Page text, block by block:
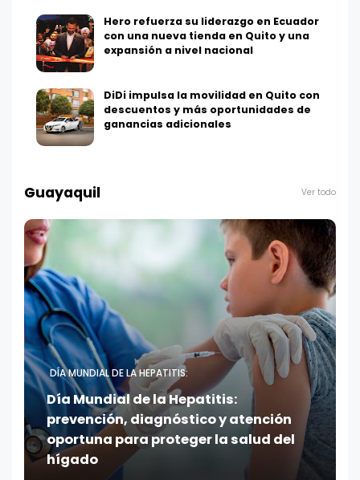
Hero refuerza su liderazgo en Ecuador
con una nueva tienda en Quito y una
expansión a nivel nacional
DiDi impulsa la movilidad en Quito con
descuentos y más oportunidades de
ganancias adicionales
Guayaquil Ver todo
DÍA MUNDIAL DE LA HEPATITIS:
Día Mundial de la Hepatitis:
prevención, diagnóstico y atención
oportuna para proteger la salud del
hígado